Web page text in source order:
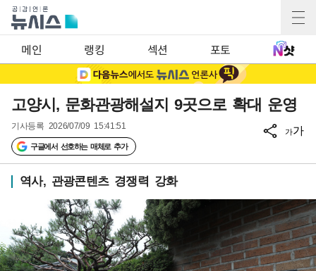
메인 랭킹 섹션 포토
고양시, 문화관광해설지 9곳으로 확대 운영
기사등록 2026/07/09 15:41:51
구글에서 선호하는 매체로 추가
가가
역사, 관광콘텐츠 경쟁력 강화